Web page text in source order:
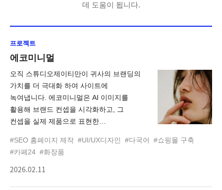
데 도움이 됩니다.
프로젝트
에코미니멀
오직 스튜디오제이티만이 귀사의 브랜딩의
가치를 더 극대화 하여 사이트에
녹여냅니다. 에코미니멀은 AI 이미지를
활용해 브랜드 컨셉을 시각화하고, 그
컨셉을 실제 제품으로 표현한
이미지 생성 도구가 아닌, 브랜드 철학을
탐색하고 방향성을 구체화하는
크리에이티브 파트너로 활용했습니다. AI를
#SEO 홈페이지 제작 #UI/UX디자인 #다국어
#쇼핑몰 구축
#카페24 #화장품
2026.02.11